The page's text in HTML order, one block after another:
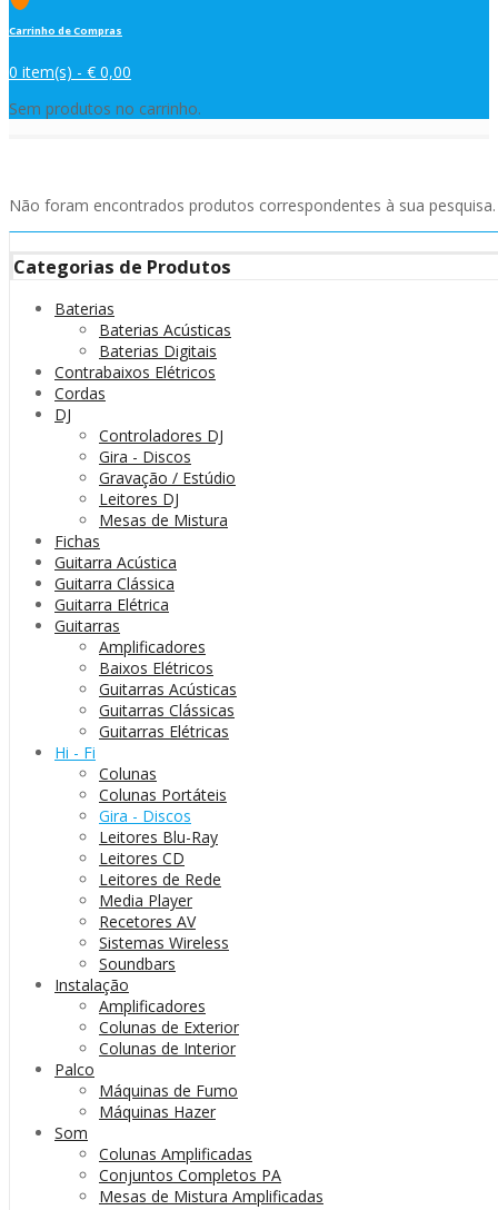
Carrinho de Compras
0 item(s) - € 0,00
Sem produtos no carrinho.
Não foram encontrados produtos correspondentes à sua pesquisa.
Categorias de Produtos
Baterias
Baterias Acústicas
Baterias Digitais
Contrabaixos Elétricos
Cordas
DJ
Controladores DJ
Gira - Discos
Gravação / Estúdio
Leitores DJ
Mesas de Mistura
Fichas
Guitarra Acústica
Guitarra Clássica
Guitarra Elétrica
Guitarras
Amplificadores
Baixos Elétricos
Guitarras Acústicas
Guitarras Clássicas
Guitarras Elétricas
Hi - Fi
Colunas
Colunas Portáteis
Gira - Discos
Leitores Blu-Ray
Leitores CD
Leitores de Rede
Media Player
Recetores AV
Sistemas Wireless
Soundbars
Instalação
Amplificadores
Colunas de Exterior
Colunas de Interior
Palco
Máquinas de Fumo
Máquinas Hazer
Som
Colunas Amplificadas
Conjuntos Completos PA
Mesas de Mistura Amplificadas